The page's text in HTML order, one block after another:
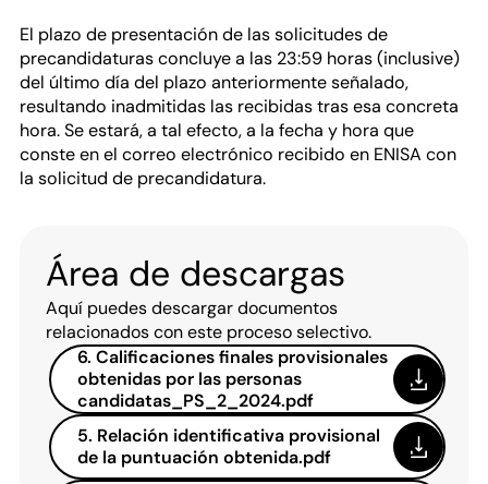
El plazo de presentación de las solicitudes de
precandidaturas concluye a las 23:59 horas (inclusive)
del último día del plazo anteriormente señalado,
resultando inadmitidas las recibidas tras esa concreta
hora. Se estará, a tal efecto, a la fecha y hora que
conste en el correo electrónico recibido en ENISA con
la solicitud de precandidatura.
Área de descargas
Aquí puedes descargar documentos
relacionados con este proceso selectivo.
6. Calificaciones finales provisionales
obtenidas por las personas
candidatas_PS_2_2024.pdf
5. Relación identificativa provisional
de la puntuación obtenida.pdf